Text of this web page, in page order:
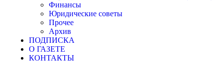
Финансы
Юридические советы
Прочее
Архив
ПОДПИСКА
О ГАЗЕТЕ
КОНТАКТЫ